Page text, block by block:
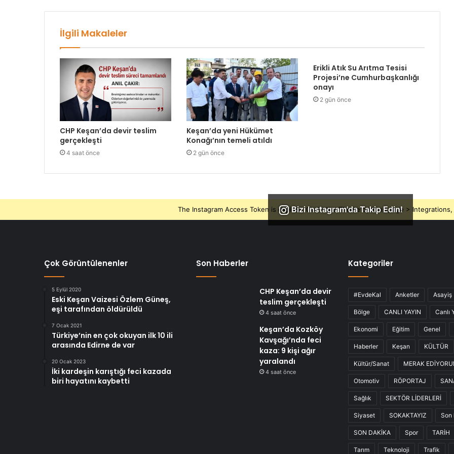
İlgili Makaleler
CHP Keşan’da devir teslim
gerçekleşti
4 saat önce
Keşan’da yeni Hükümet
Konağı’nın temeli atıldı
2 gün önce
Erikli Atık Su Arıtma Tesisi
Projesi’ne Cumhurbaşkanlığı
onayı
2 gün önce
Bizi Instagram'da Takip Edin!
The Instagram Access Token is expired, Go to the Theme options page >
Çok Görüntülenenler
5 Eylül 2020
Eski Keşan Vaizesi Özlem Güneş,
eşi tarafından öldürüldü
7 Ocak 2021
Türkiye’nin en çok okuyan ilk 10 ili
arasında Edirne de var
20 Ocak 2023
İki kardeşin karıştığı feci kazada
biri hayatını kaybetti
Son Haberler
CHP Keşan’da devir
teslim gerçekleşti
4 saat önce
Keşan’da Kozköy
Kavşağı’nda feci
kaza: 9 kişi ağır
yaralandı
4 saat önce
Kategoriler
#EvdeKal Anketler Asayiş
Bölge CANLI YAYIN Canlı
Ekonomi Eğitim Genel
Haberler Keşan KÜLTÜR
Kültür/Sanat MERAK
Otomotiv RÖPORTAJ
Sağlık SEKTÖR LİDERLERİ
Siyaset SOKAKTAYIZ Son
SON DAKİKA Spor TARİH
Tarım Teknoloji Trafik